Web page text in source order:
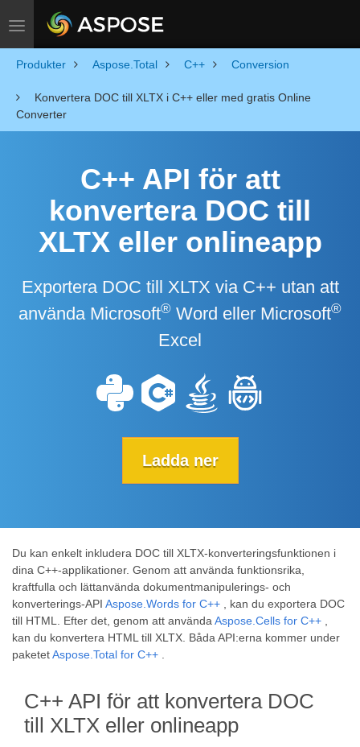
Toggle navigation
Produkter Aspose.Total C++ Conversion
Konvertera DOC till XLTX i C++ eller med gratis Online
Converter
C++ API för att
konvertera DOC till
XLTX eller onlineapp
Exportera DOC till XLTX via C++ utan att
använda Microsoft® Word eller Microsoft®
Excel
Ladda ner
Du kan enkelt inkludera DOC till XLTX-konverteringsfunktionen i
dina C++-applikationer. Genom att använda funktionsrika,
kraftfulla och lättanvända dokumentmanipulerings- och
konverterings-API Aspose.Words for C++ , kan du exportera DOC
till HTML. Efter det, genom att använda Aspose.Cells for C++
kan du konvertera HTML till XLTX. Båda API:erna kommer under
paketetAspose.Total for C++
C++ API för att konvertera DOC
till XLTX eller onlineapp